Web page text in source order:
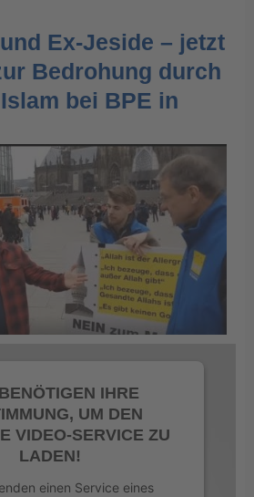
Ex-Jeside – jetzt
Bedrohung durch
bei BPE in
IHRE
UM DEN
VIDEO-SERVICE ZU
LADEN!
einen Service eines